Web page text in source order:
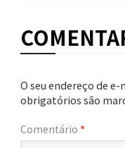
O seu endereço de
obrigatórios são
Comentário *